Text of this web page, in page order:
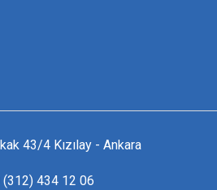
43/4 Kızılay - Ankara
(312) 434 12 06